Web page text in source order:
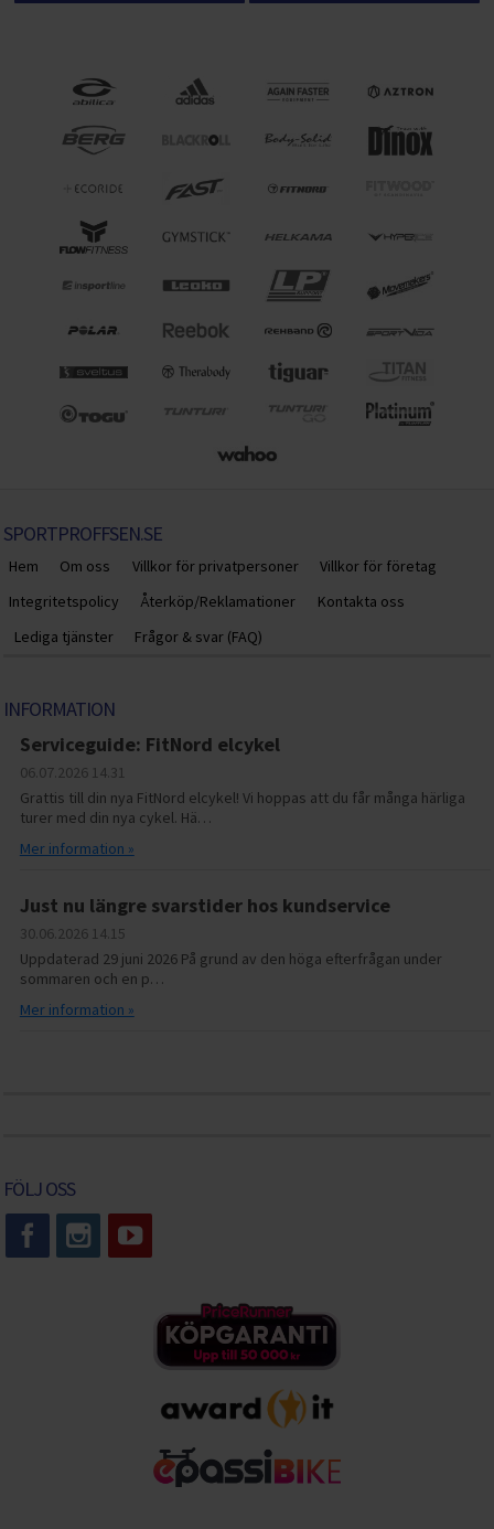
SPORTPROFFSEN.SE
Hem Om oss Villkor för privatpersoner
Villkor för företag
Integritetspolicy
Återköp/Reklamationer
Kontakta oss
Lediga tjänster
Frågor & svar (FAQ)
INFORMATION
Serviceguide: FitNord elcykel
06.07.2026 14.31
Grattis till din nya FitNord elcykel! Vi hoppas att du får många härliga
turer med din nya cykel. Hä…
Mer information »
Just nu längre svarstider hos kundservice
30.06.2026 14.15
Uppdaterad 29 juni 2026 På grund av den höga efterfrågan under
sommaren och en p…
Mer information »
FÖLJ OSS